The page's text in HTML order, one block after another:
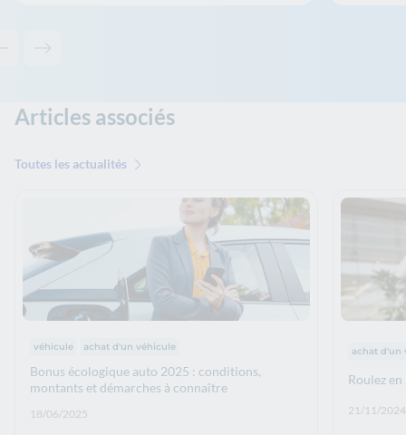
Contenu précédent - Les solutions de La Banque Postale
Contenu suivant - Les solutions de La Banque Postale
Articles associés
Toutes les actualités
Thématiques :
véhicule achat d'un véhicule
Bonus écologique auto 2025 : conditions,
montants et démarches à connaître
Date de publication: :
18/06/2025
achat d'un
Roulez
Date de
21/11/2024